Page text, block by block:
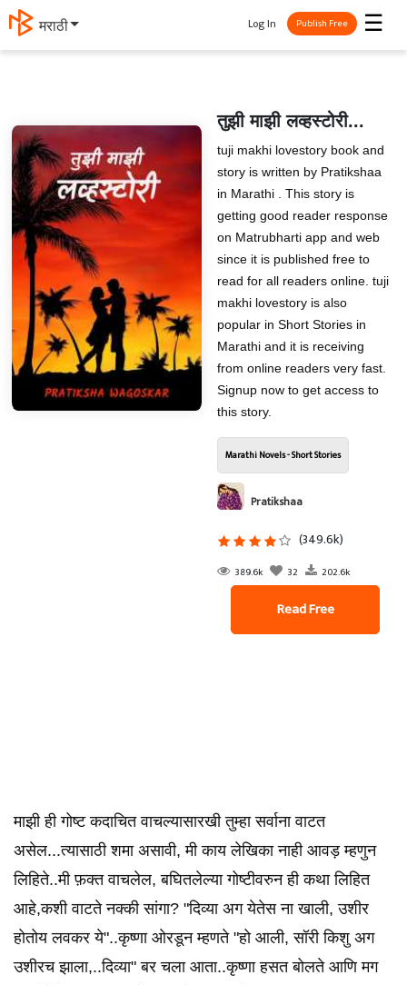
मराठी ☰
Log In Publish Free
तुझी माझी लव्हस्टोरी️️️️...
tuji makhi lovestory book and
story is written by Pratikshaa
in Marathi . This story is
getting good reader response
on Matrubharti app and web
since it is published free to
read for all readers online. tuji
makhi lovestory is also
popular in Short Stories in
Marathi and it is receiving
from online readers very fast.
Signup now to get access to
this story.
Marathi Novels - Short Stories
Pratikshaa
(349.6k)
389.6k 32 202.6k
Read Free
माझी ही गोष्ट कदाचित वाचल्यासारखी तुम्हा सर्वाना वाटत
असेल...त्यासाठी शमा असावी, मी काय लेखिका नाही आवड़ म्हणुन
लिहिते..मी फ़क्त वाचलेल, बघितलेल्या गोष्टीवरुन ही कथा लिहित
आहे,कशी वाटते नक्की सांगा? "दिव्या अग येतेस ना खाली, उशीर
होतोय लवकर ये"..कृष्णा ओरडून म्हणते "हो आली, सॉरी किशु अग
उशीरच झाला,..दिव्या" बर चला आता..कृष्णा हसत बोलते आणि मग